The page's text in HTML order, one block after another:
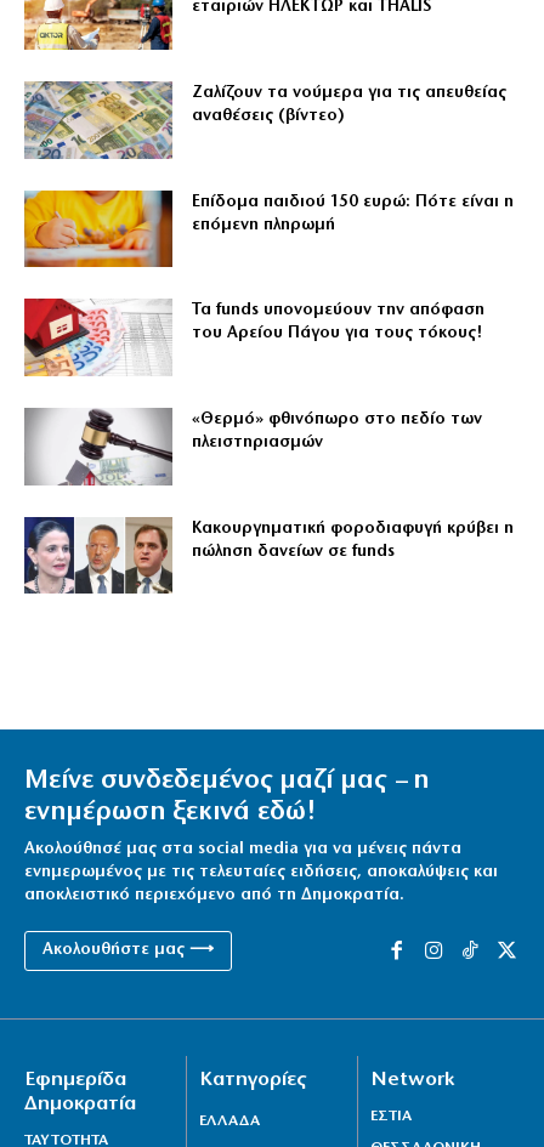
εταιριών ΗΛΕΚΤΩΡ και THALIS
Ζαλίζουν τα νούμερα για τις απευθείας
αναθέσεις (βίντεο)
Επίδομα παιδιού 150 ευρώ: Πότε είναι η
επόμενη πληρωμή
Τα funds υπονομεύουν την απόφαση
του Αρείου Πάγου για τους τόκους!
«Θερμό» φθινόπωρο στο πεδίο των
πλειστηριασμών
Κακουργηματική φοροδιαφυγή κρύβει η
πώληση δανείων σε funds
Μείνε συνδεδεμένος μαζί μας – η
ενημέρωση ξεκινά εδώ!
Ακολούθησέ μας στα social media για να μένεις πάντα
ενημερωμένος με τις τελευταίες ειδήσεις, αποκαλύψεις και
αποκλειστικό περιεχόμενο από τη Δημοκρατία.
Ακολουθήστε μας ⟶
Εφημερίδα
Δημοκρατία
ΤΑΥΤΟΤΗΤΑ
Κατηγορίες
ΕΛΛΑΔΑ
Network
ΕΣΤΙΑ